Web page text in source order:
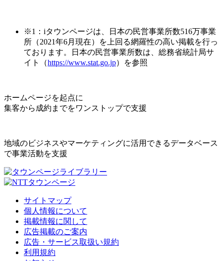
※1：iタウンページは、日本の民営事業所数516万事業
所（2021年6月現在）を上回る網羅性の高い掲載を行っ
ております。日本の民営事業所数は、総務省統計局サ
イト（https://www.stat.go.jp）を参照
ホームページを起点に
集客から成約までをワンストップで支援
地域のビジネスやマーケティングに活用できるデータベース
で事業活動を支援
サイトマップ
個人情報について
掲載情報に関して
広告掲載のご案内
広告・サービス取扱い規約
利用規約